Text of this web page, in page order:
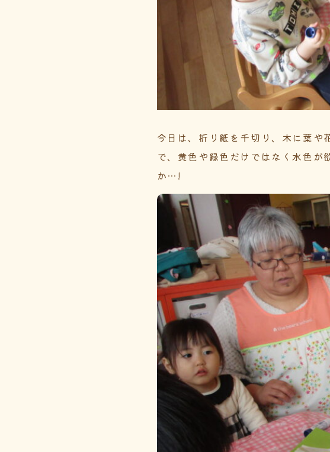
今日は、折り紙を千切り、木に葉や
で、黄色や緑色だけではなく水色が
か…!